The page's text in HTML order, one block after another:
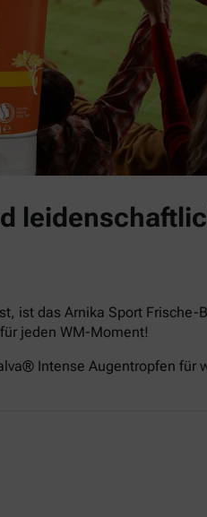
ist das Arnika Sport Frische-
jeden WM-Moment!
Intense Augentropfen für